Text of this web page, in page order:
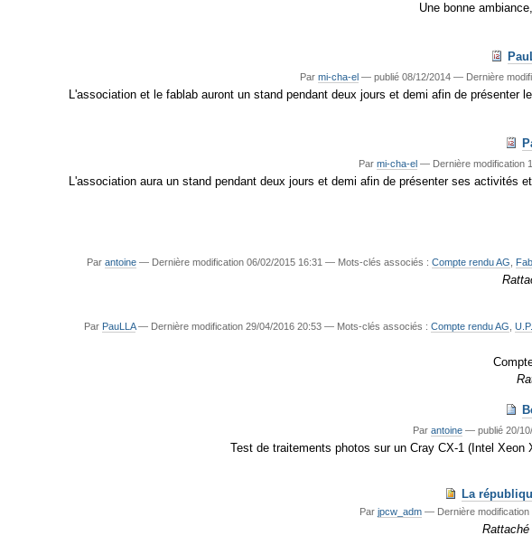
Une bonne
Par mi-cha-el — publié08/12/2014 — Dernière
L'association et le fablab auront un stand pendant deux jours et demi afin de
Parmi-cha-el — Dernière modification
L'association aura un stand pendant deux jours et demi afin de présenter ses
Par antoine — Dernière modification06/02/2015 16:31 — Mots-clés associés : Compte rendu AG
Par PauLLA — Dernière modification 29/04/2016 20:53— Mots-clés associés :Compte rendu AG ,
Par antoine — publié20/
Test de traitements photos sur un Cray CX-1 (Intel
La
Parjpcw_adm — Dernière modification
Rattaché